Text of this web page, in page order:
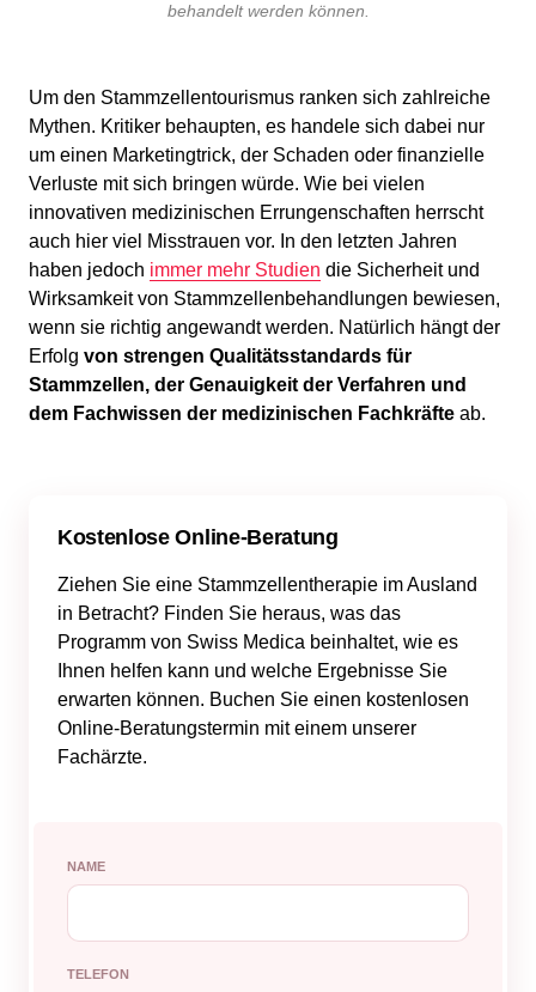
behandelt werden können.
Um den Stammzellentourismus ranken sich zahlreiche
Mythen. Kritiker behaupten, es handele sich dabei nur
um einen Marketingtrick, der Schaden oder finanzielle
Verluste mit sich bringen würde. Wie bei vielen
innovativen medizinischen Errungenschaften herrscht
auch hier viel Misstrauen vor. In den letzten Jahren
haben jedoch immer mehr Studien die Sicherheit und
Wirksamkeit von Stammzellenbehandlungen bewiesen,
wenn sie richtig angewandt werden. Natürlich hängt der
Erfolg von strengen Qualitätsstandards für
Stammzellen, der Genauigkeit der Verfahren und
dem Fachwissen der medizinischen Fachkräfte ab.
Kostenlose Online-Beratung
Ziehen Sie eine Stammzellentherapie im Ausland
in Betracht? Finden Sie heraus, was das
Programm von Swiss Medica beinhaltet, wie es
Ihnen helfen kann und welche Ergebnisse Sie
erwarten können. Buchen Sie einen kostenlosen
Online-Beratungstermin mit einem unserer
Fachärzte.
NAME
TELEFON